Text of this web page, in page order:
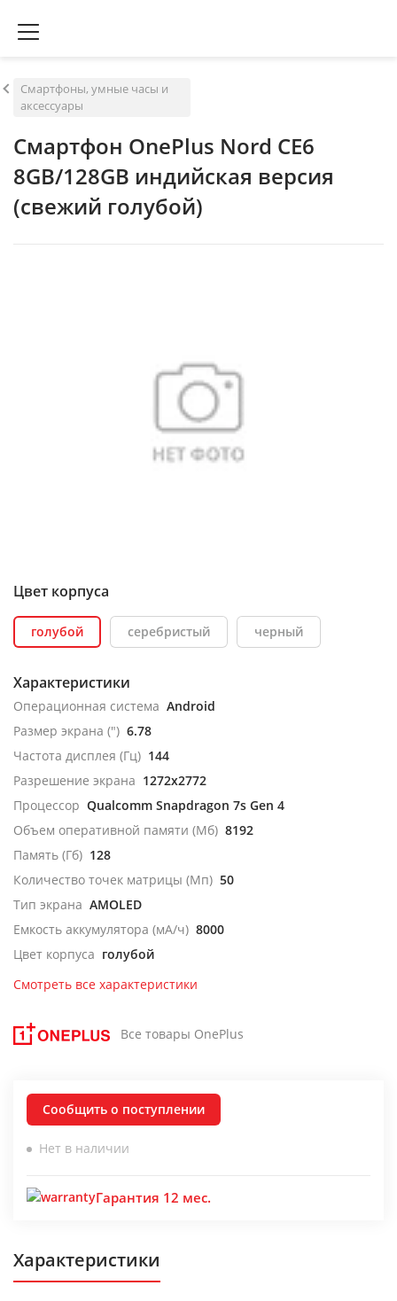
Смартфоны, умные часы и
аксессуары
Смартфон OnePlus Nord CE6
8GB/128GB индийская версия
(свежий голубой)
Цвет корпуса
голубой серебристый черный
Характеристики
Операционная система Android
Размер экрана (") 6.78
Частота дисплея (Гц) 144
Разрешение экрана 1272x2772
Процессор Qualcomm Snapdragon 7s Gen 4
Объем оперативной памяти (Мб) 8192
Память (Гб) 128
Количество точек матрицы (Мп) 50
Тип экрана AMOLED
Емкость аккумулятора (мА/ч) 8000
Цвет корпуса голубой
Смотреть все характеристики
Все товары OnePlus
Сообщить о поступлении
Нет в наличии
Гарантия 12 мес.
Характеристики